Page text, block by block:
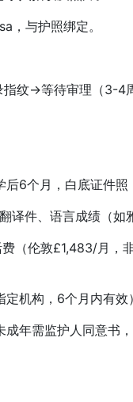
与护照绑定。
→等待审理（3-4
6个月，白底证件
件、语言成绩（如
伦敦£1,483/月，
机构，6个月内有效
年需监护人同意书，